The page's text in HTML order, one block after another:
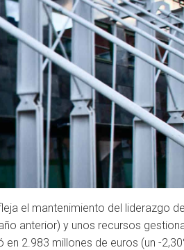
el mantenimiento del liderazgo
anterior) y unos recursos
2.983 millones de euros (un -